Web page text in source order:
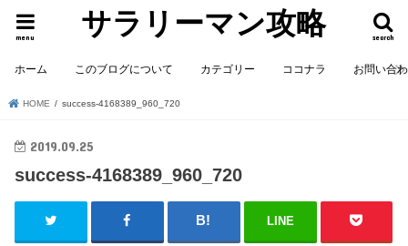
サラリーマン攻略 search
menu
ホーム このブログについて カテゴリー ココナラ お問い合
HOME success-4168389_960_720
2019.09.25
success-4168389_960_720
LINE